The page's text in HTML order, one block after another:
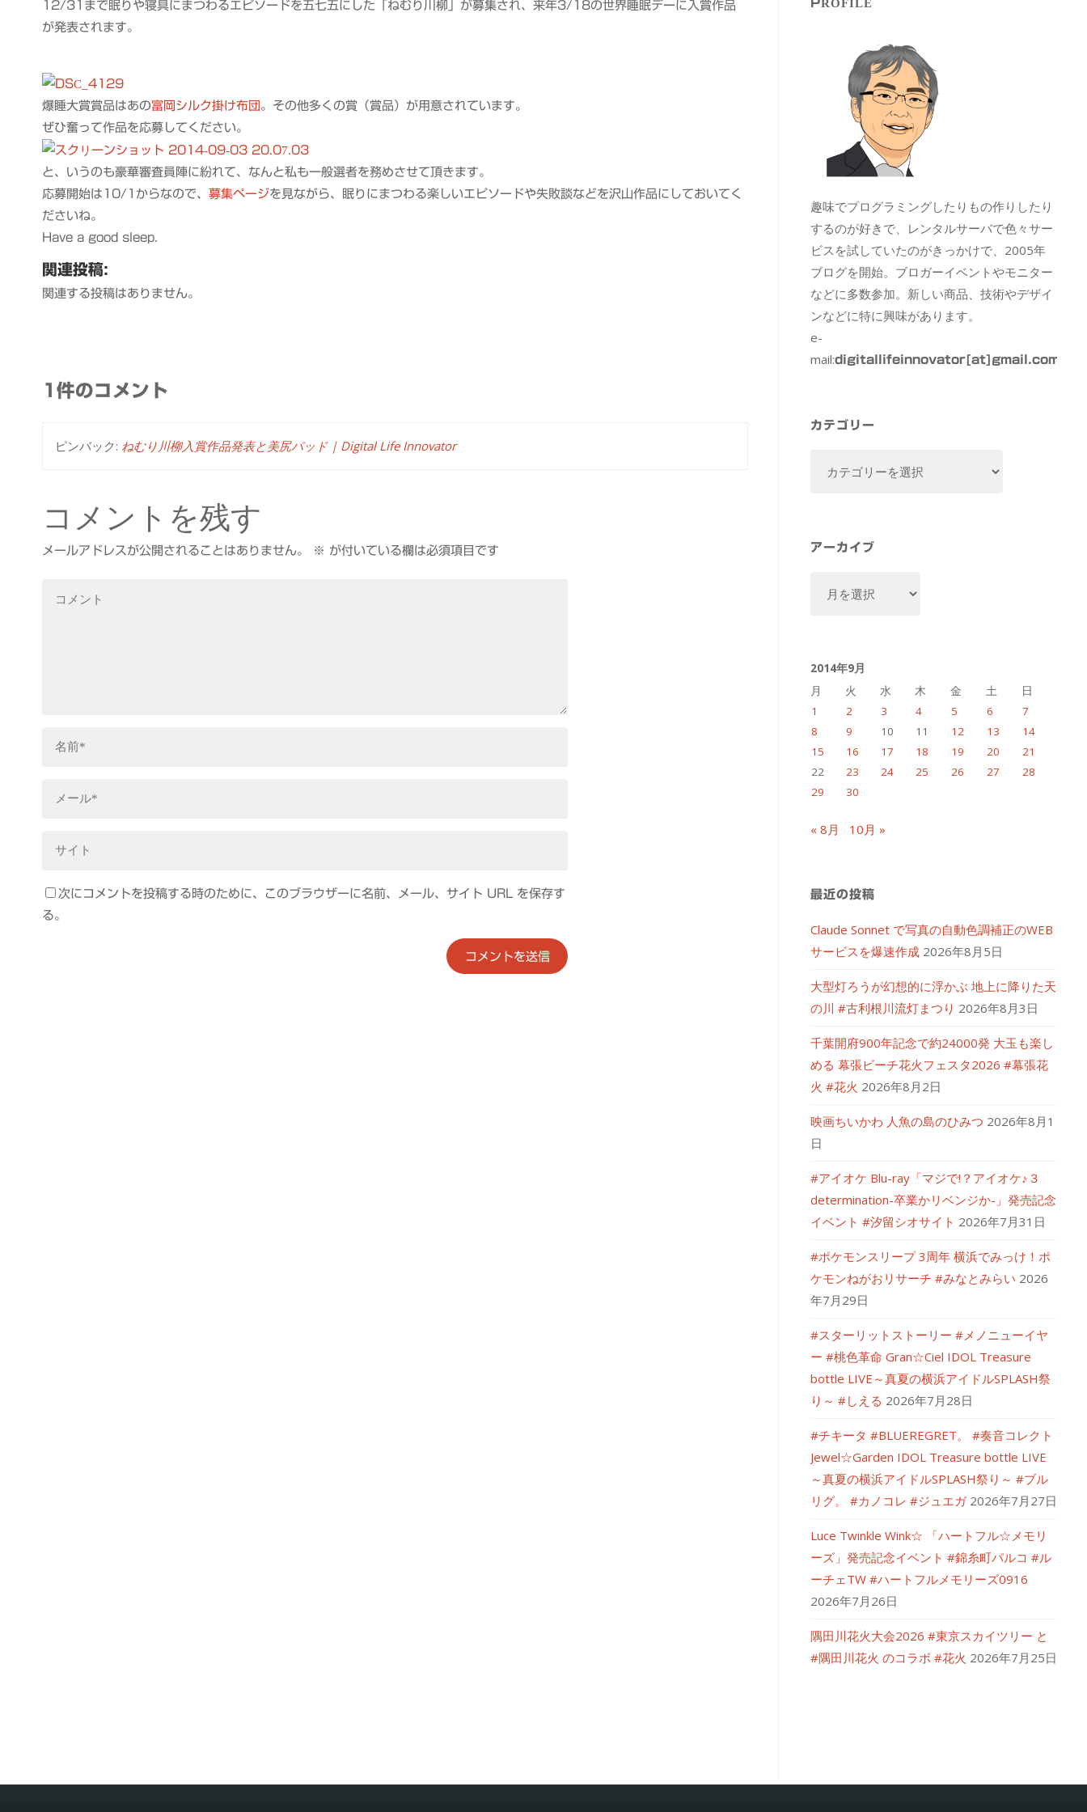
12/31まで眠りや寝具にまつわるエピソードを五七五にした「ねむり川柳」が募集され、来年3/18の世界睡眠デーに入賞作品
が発表されます。
爆睡大賞賞品はあの富岡シルク掛け布団 。その他多くの賞（賞品）が用意されています。
ぜひ奮って作品を応募してください。
と、いうのも豪華審査員陣に紛れて、なんと私も一般選者を務めさせて頂きます。
応募開始は10/1からなので、 募集ページを見ながら、眠りにまつわる楽しいエピソードや失敗談などを沢山作品にしておいてく
ださいね。
Have a good sleep.
関連投稿:
関連する投稿はありません。
1件のコメント
ピンバック: ねむり川柳入賞作品発表と美尻パッド | Digital Life Innovator
コメントを残す
メールアドレスが公開されることはありません。 ※ が付いている欄は必須項目です
次にコメントを投稿する時のために、このブラウザーに名前、メール、サイト URL を保存す
る。
PROFILE
趣味でプログラミングしたりもの作りしたり
するのが好きで、レンタルサーバで色々サー
ビスを試していたのがきっかけで、2005年
ブログを開始。ブロガーイベントやモニター
などに多数参加。新しい商品、技術やデザイ
ンなどに特に興味があります。
e-
mail:digitallifeinnovator[at]gmail.com
カテゴリー
ー
アーカイブ
ブ
2014年9月
月
火 水 木 金 土
日
1
2 3 4 5 6
7
8
9 10 11 12 13
14
15
16 17 18 19 20
21
22
23 24 25 26 27
28
29
30
« 8月 10月 »
最近の投稿
Claude Sonnet で写真の自動色調補正のWEB
サービスを爆速作成 2026年8月5日
大型灯ろうが幻想的に浮かぶ 地上に降りた天
の川 #古利根川流灯まつり 2026年8月3日
千葉開府900年記念で約24000発 大玉も楽し
める 幕張ビーチ花火フェスタ2026 #幕張花
火 #花火 2026年8月2日
映画ちいかわ 人魚の島のひみつ 2026年8月1
日
#アイオケ Blu-ray「マジで!？アイオケ♪３
determination-卒業かリベンジか-」発売記念
イベント #汐留シオサイト 2026年7月31日
#ポケモンスリープ 3周年 横浜でみっけ！ポ
ケモンねがおリサーチ #みなとみらい 2026
年7月29日
#スターリットストーリー #メノニューイヤ
ー #桃色革命 Gran☆Ciel IDOL Treasure
bottle LIVE～真夏の横浜アイドルSPLASH祭
り～ #しえる 2026年7月28日
#チキータ #BLUEREGRET。 #奏音コレクト
Jewel☆Garden IDOL Treasure bottle LIVE
～真夏の横浜アイドルSPLASH祭り～ #ブル
リグ。 #カノコレ #ジュエガ 2026年7月27日
Luce Twinkle Wink☆ 「ハートフル☆メモリ
ーズ」発売記念イベント #錦糸町パルコ #ル
ーチェTW #ハートフルメモリーズ0916
2026年7月26日
隅田川花火大会2026 #東京スカイツリー と
#隅田川花火 のコラボ #花火 2026年7月25日